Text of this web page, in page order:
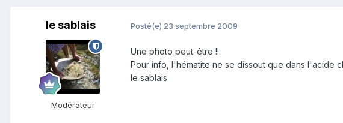
le sablais
Modérateur
Posté(e) 23 septembre 2009
Une photo peut-être !!
Pour info, l'hématite ne se dissout que dans l'acide
le sablais